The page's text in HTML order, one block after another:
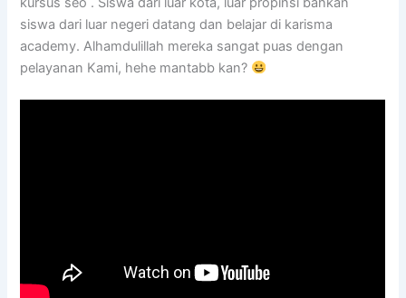
siswa dari luar negeri datang dan belajar di karisma
academy. Alhamdulillah mereka sangat puas dengan
pelayanan Kami, hehe mantabb kan?